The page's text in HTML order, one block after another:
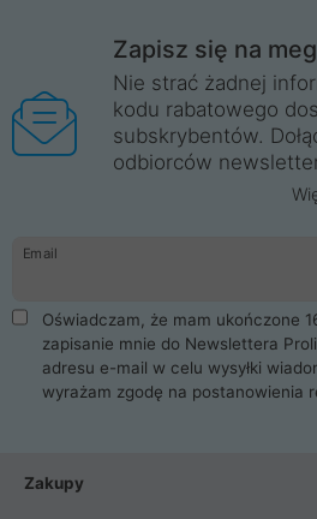
Zapisz się na
Nie strać żadnej
kodu rabatowego
subskrybentów.
odbiorców
Email
Oświadczam, że mam ukończone
zapisanie mnie do Newslettera
adresu e-mail w celu wysyłki
wyrażam zgodę na postanowienia
Zakupy